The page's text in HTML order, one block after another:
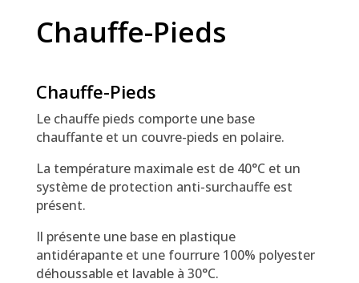
Chauffe-Pieds
Chauffe-Pieds
Le chauffe pieds comporte une base
chauffante et un couvre-pieds en polaire.
La température maximale est de 40°C et un
système de protection anti-surchauffe est
présent.
Il présente une base en plastique
antidérapante et une fourrure 100% polyester
déhoussable et lavable à 30°C.